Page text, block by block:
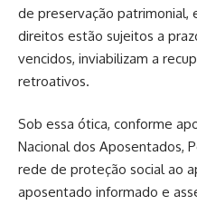
de preservação patrimonial,
direitos estão sujeitos a
vencidos, inviabilizam a
retroativos.
Sob essa ótica, conforme
Nacional dos Aposentados,
rede de proteção social ao
aposentado informado e